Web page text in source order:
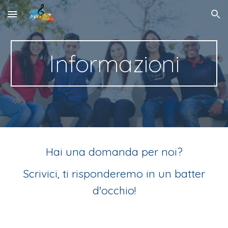
Skip to main content Skip to navigation
Informazioni
Hai una domanda per noi?
Scrivici, ti risponderemo in un batter
d'occhio!